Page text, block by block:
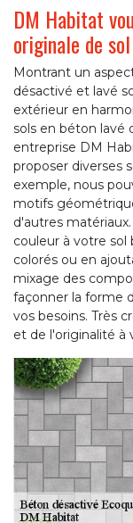
DM Habitat
originale de
Montrant un
désactivé et lavé
extérieur en
sols en béton lavé
entreprise DM
proposer diverses
exemple, nous
motifs
d'autres
couleur à votre sol
colorés ou en
mixage des
façonner la forme
vos besoins. Très
et de l'originalité à